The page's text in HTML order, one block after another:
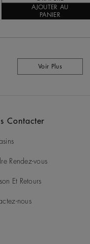
AJOUTER AU
PANIER
Voir Plus
Contacter
Rendez-vous
Et Retours
nous